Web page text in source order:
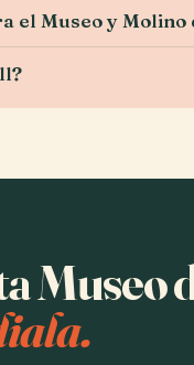
el Museo y
Museo